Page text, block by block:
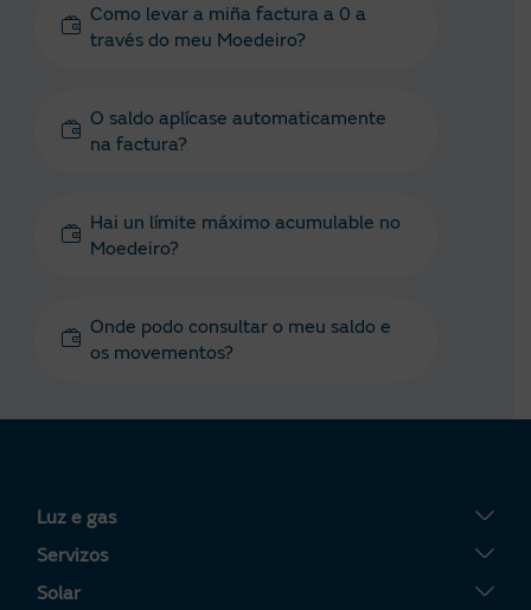
Como levar a miña factura a 0 a
través do meu Moedeiro?
O saldo aplícase automaticamente
na factura?
Hai un límite máximo acumulable no
Moedeiro?
Onde podo consultar o meu saldo e
os movementos?
Luz e gas
Tarifa Plana
Tarifa Por Uso
Servizos
Servigas
Solar